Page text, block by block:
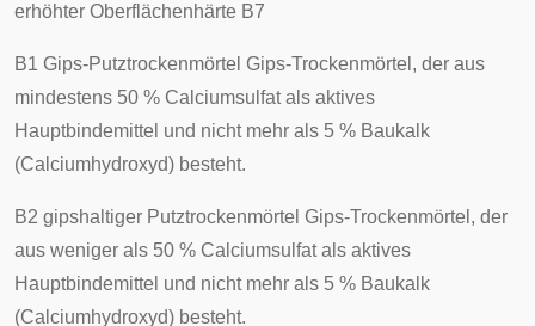
erhöhter Oberflächenhärte B7
B1 Gips-Putztrockenmörtel Gips-Trockenmörtel, der aus
mindestens 50 % Calciumsulfat als aktives
Hauptbindemittel und nicht mehr als 5 % Baukalk
(Calciumhydroxyd) besteht.
B2 gipshaltiger Putztrockenmörtel Gips-Trockenmörtel, der
aus weniger als 50 % Calciumsulfat als aktives
Hauptbindemittel und nicht mehr als 5 % Baukalk
(Calciumhydroxyd) besteht.